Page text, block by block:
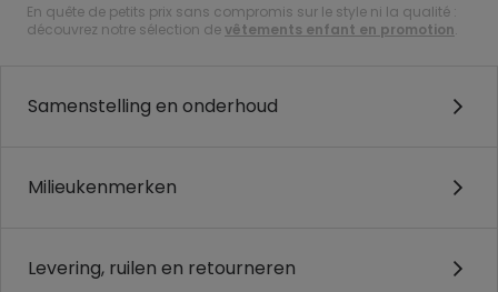
En quête de petits prix sans compromis sur le style ni la qualité :
découvrez notre sélection devêtements enfant en promotion.
Samenstelling en onderhoud
Milieukenmerken
Levering, ruilen en retourneren